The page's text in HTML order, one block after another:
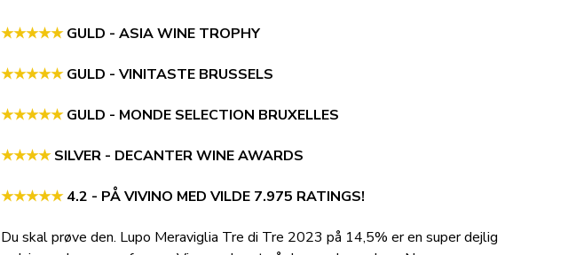
★★★★★ GULD - ASIA WINE TROPHY
★★★★★GULD - VINITASTE BRUSSELS
★★★★★ GULD - MONDE SELECTION BRUXELLES
★★★★ SILVER - DECANTER WINE AWARDS
★★★★★ 4.2 - PÅ VIVINO MED VILDE 7.975 RATINGS!
Du skal prøve den. Lupo Meraviglia Tre di Tre 2023 på 14,5% er en super dejlig